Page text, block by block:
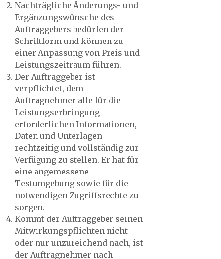
Nachträgliche Änderungs- und
Ergänzungswünsche des
Auftraggebers bedürfen der
Schriftform und können zu
einer Anpassung von Preis und
Leistungszeitraum führen.
Der Auftraggeber ist
verpflichtet, dem
Auftragnehmer alle für die
Leistungserbringung
erforderlichen Informationen,
Daten und Unterlagen
rechtzeitig und vollständig zur
Verfügung zu stellen. Er hat für
eine angemessene
Testumgebung sowie für die
notwendigen Zugriffsrechte zu
sorgen.
Kommt der Auftraggeber seinen
Mitwirkungspflichten nicht
oder nur unzureichend nach, ist
der Auftragnehmer nach